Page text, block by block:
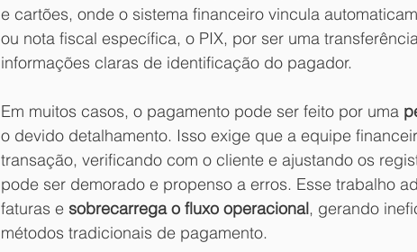
e cartões, onde o sistema financeiro vincula
ou nota fiscal específica, o PIX, por ser uma
informações claras de identificação do pagador.
Em muitos casos, o pagamento pode ser feito por uma
o devido detalhamento. Isso exige que a equipe
transação, verificando com o cliente e ajustando os
pode ser demorado e propenso a erros. Esse trabalho
faturas e sobrecarrega o fluxo operacional, gerando
métodos tradicionais de pagamento.